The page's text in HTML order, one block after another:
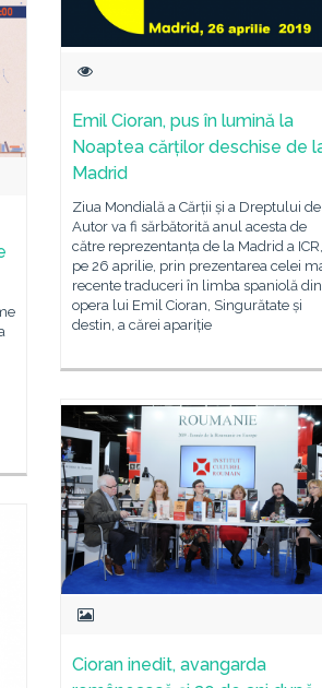
Emil Cioran, pus în lumină la
Noaptea cărților deschise de
Madrid
Ziua Mondială a Cărții și a Dreptului de
Autor va fi sărbătorită anul acesta de
către reprezentanța de la Madrid a ICR,
pe 26 aprilie, prin prezentarea celei
recente traduceri în limba spaniolă din
opera lui Emil Cioran, Singurătate și
destin, a cărei apariție
Cioran inedit, avangarda